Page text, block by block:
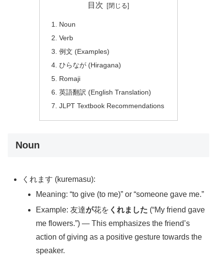
目次
Noun
Verb
例文 (Examples)
ひらなが (Hiragana)
Romaji
英語翻訳 (English Translation)
JLPT Textbook Recommendations
Noun
くれます (kuremasu):
Meaning: “to give (to me)” or “someone gave me.”
Example: 友達が花を くれました (“My friend gave
me flowers.”) — This emphasizes the friend’s
action of giving as a positive gesture towards the
speaker.